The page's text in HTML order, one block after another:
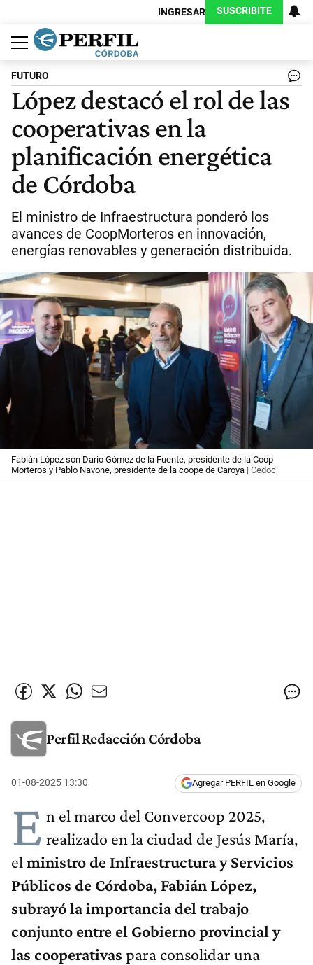
INGRESAR SUSCRIBITE
Política
Economía
Judiciales
Sociedad
Cultura
Espectáculos
Deportes
Protagonistas
FUTURO
López destacó el rol de las
cooperativas en la
planificación energética
de Córdoba
El ministro de Infraestructura ponderó los
avances de CoopMorteros en innovación,
energías renovables y generación distribuida.
Fabián López son Dario Gómez de la Fuente, presidente de la Coop
Morteros y Pablo Navone, presidente de la coope de Caroya | Cedoc
Perfil Redacción Córdoba
01-08-2025 13:30 Agregar PERFIL en Google
E n el marco del Convercoop 2025,
realizado en la ciudad de Jesús María,
el ministro de Infraestructura y Servicios
Públicos de Córdoba, Fabián López,
subrayó la importancia del trabajo
conjunto entre el Gobierno provincial y
las cooperativas para consolidar una